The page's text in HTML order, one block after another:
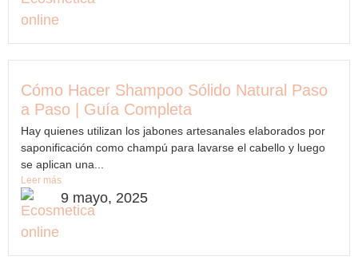
Cómo Hacer Shampoo Sólido Natural Paso
a Paso | Guía Completa
Hay quienes utilizan los jabones artesanales elaborados por
saponificación como champú para lavarse el cabello y luego
se aplican una...
Leer más
9 mayo, 2025